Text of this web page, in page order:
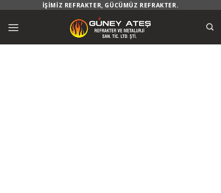
content
İŞIMIZ REFRAKTER, GÜCÜMÜZ REFRAKTER.